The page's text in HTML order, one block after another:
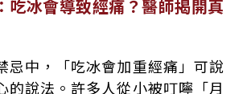
吃冰會導致經痛？醫師揭開真
忌中，「吃冰會加重經痛」可說
的說法。許多人從小被叮嚀「月